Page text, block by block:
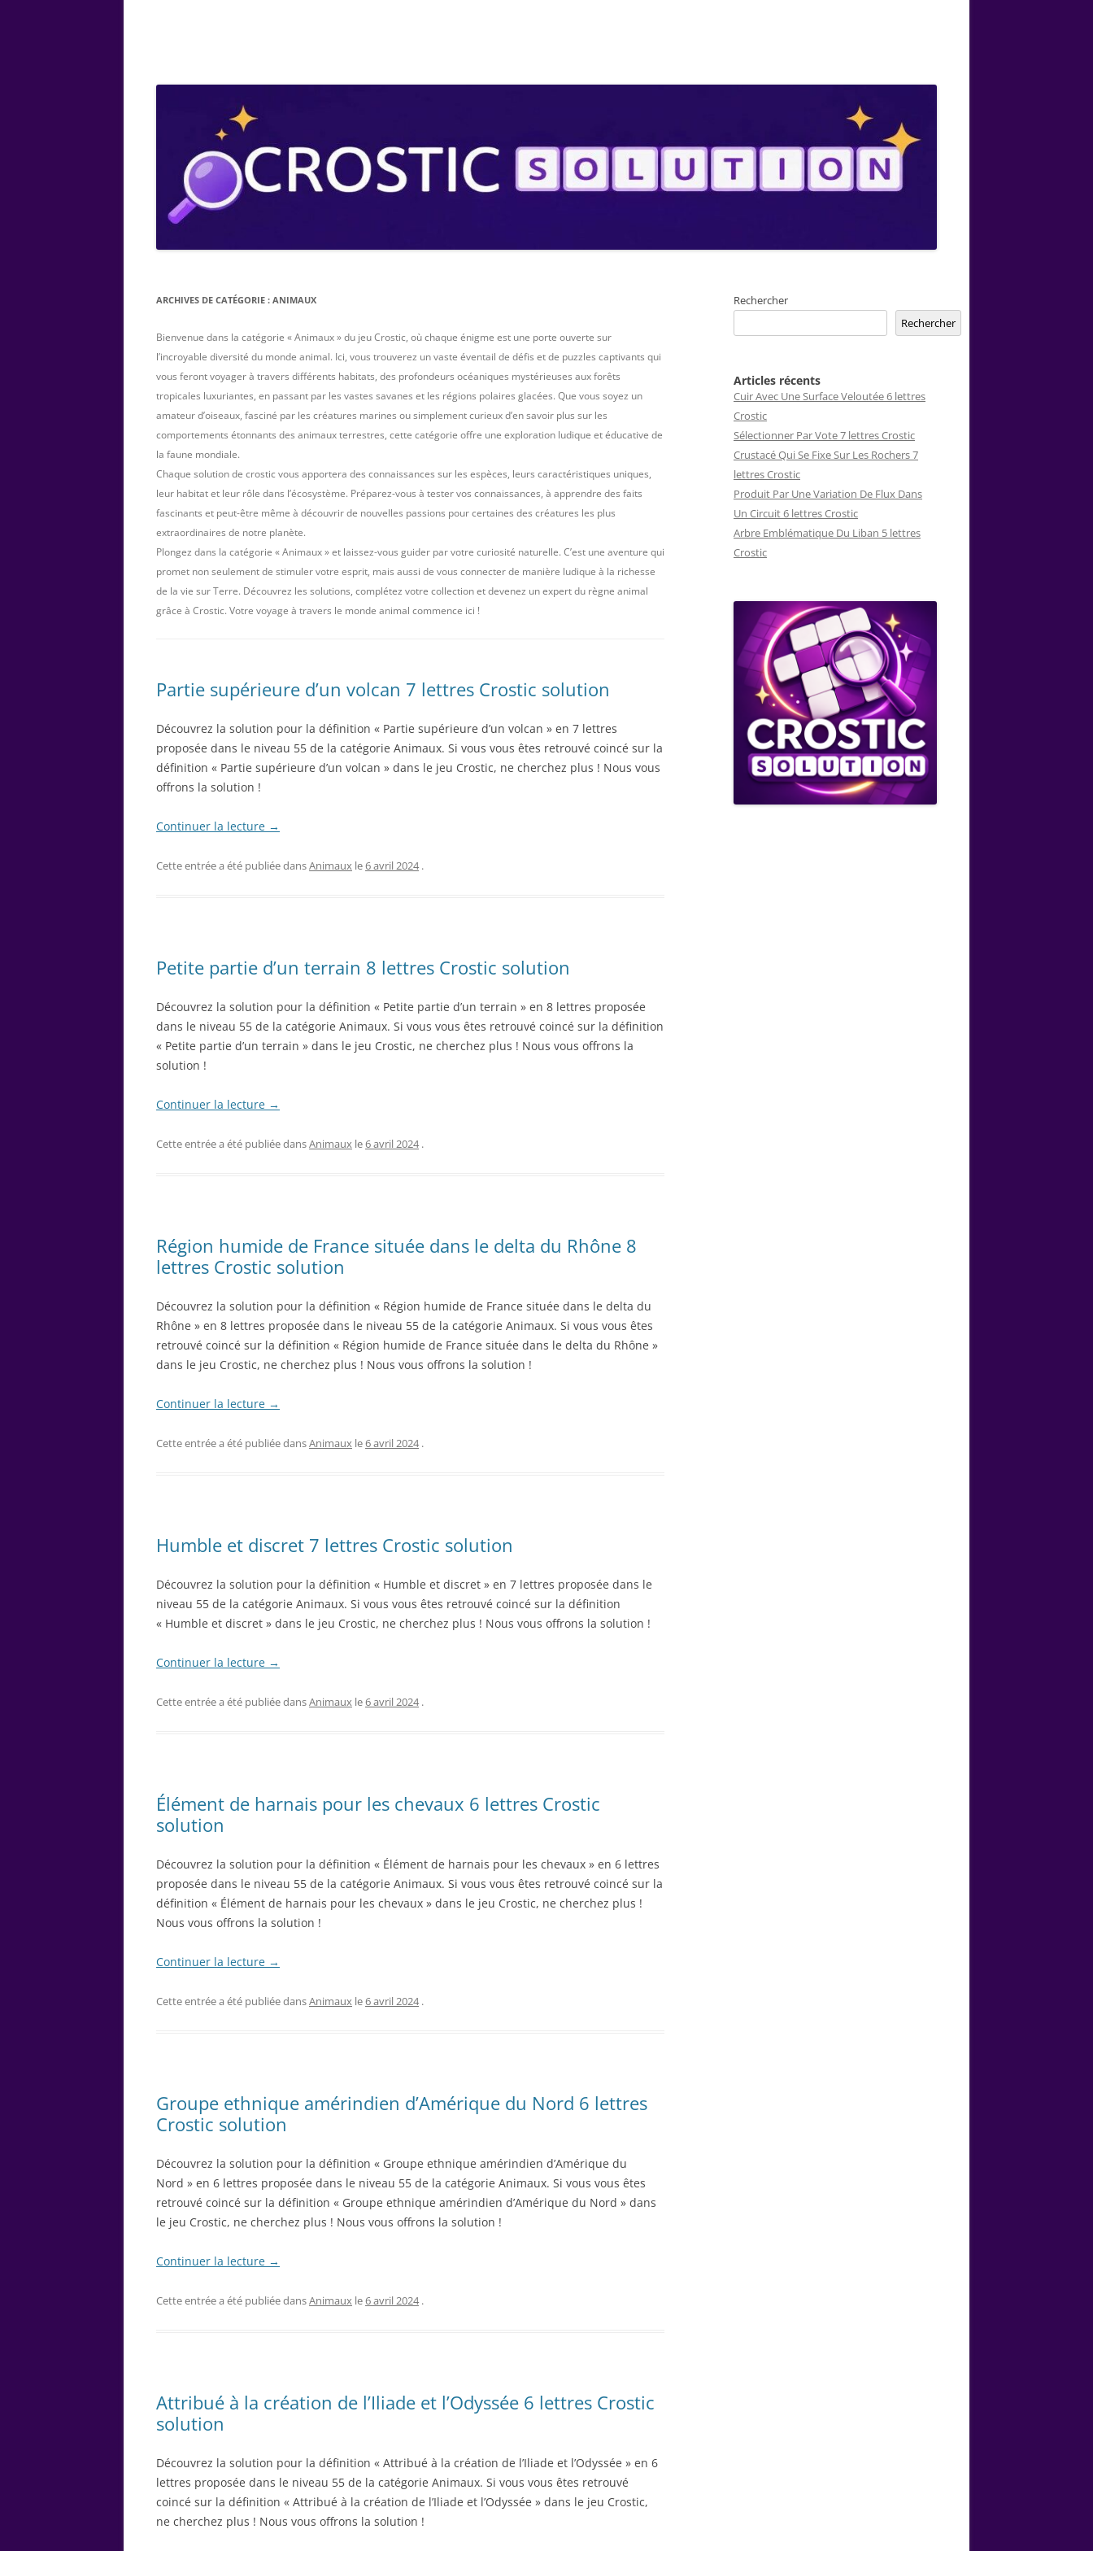
ARCHIVES DE CATÉGORIE : ANIMAUX
Bienvenue dans la catégorie « Animaux » du jeu Crostic, où chaque énigme est une porte ouverte sur
l’incroyable diversité du monde animal. Ici, vous trouverez un vaste éventail de défis et de puzzles captivants qui
vous feront voyager à travers différents habitats, des profondeurs océaniques mystérieuses aux forêts
tropicales luxuriantes, en passant par les vastes savanes et les régions polaires glacées. Que vous soyez un
amateur d’oiseaux, fasciné par les créatures marines ou simplement curieux d’en savoir plus sur les
comportements étonnants des animaux terrestres, cette catégorie offre une exploration ludique et éducative de
la faune mondiale.
Chaque solution de crostic vous apportera des connaissances sur les espèces, leurs caractéristiques uniques,
leur habitat et leur rôle dans l’écosystème. Préparez-vous à tester vos connaissances, à apprendre des faits
fascinants et peut-être même à découvrir de nouvelles passions pour certaines des créatures les plus
extraordinaires de notre planète.
Plongez dans la catégorie « Animaux » et laissez-vous guider par votre curiosité naturelle. C’est une aventure qui
promet non seulement de stimuler votre esprit, mais aussi de vous connecter de manière ludique à la richesse
de la vie sur Terre. Découvrez les solutions, complétez votre collection et devenez un expert du règne animal
grâce à Crostic. Votre voyage à travers le monde animal commence ici !
Partie supérieure d’un volcan 7 lettres Crostic solution
Découvrez la solution pour la définition « Partie supérieure d’un volcan » en 7 lettres
proposée dans le niveau 55 de la catégorie Animaux. Si vous vous êtes retrouvé coincé sur la
définition « Partie supérieure d’un volcan » dans le jeu Crostic, ne cherchez plus ! Nous vous
offrons la solution !
Continuer la lecture →
Cette entrée a été publiée dansAnimaux le6 avril 2024 .
Petite partie d’un terrain 8 lettres Crostic solution
Découvrez la solution pour la définition « Petite partie d’un terrain » en 8 lettres proposée
dans le niveau 55 de la catégorie Animaux. Si vous vous êtes retrouvé coincé sur la définition
« Petite partie d’un terrain » dans le jeu Crostic, ne cherchez plus ! Nous vous offrons la
solution !
Continuer la lecture →
Cette entrée a été publiée dansAnimaux le6 avril 2024 .
Région humide de France située dans le delta du Rhône 8
lettres Crostic solution
Découvrez la solution pour la définition « Région humide de France située dans le delta du
Rhône » en 8 lettres proposée dans le niveau 55 de la catégorie Animaux. Si vous vous êtes
retrouvé coincé sur la définition « Région humide de France située dans le delta du Rhône »
dans le jeu Crostic, ne cherchez plus ! Nous vous offrons la solution !
Continuer la lecture →
Cette entrée a été publiée dansAnimaux le6 avril 2024 .
Humble et discret 7 lettres Crostic solution
Découvrez la solution pour la définition « Humble et discret » en 7 lettres proposée dans le
niveau 55 de la catégorie Animaux. Si vous vous êtes retrouvé coincé sur la définition
« Humble et discret » dans le jeu Crostic, ne cherchez plus ! Nous vous offrons la solution !
Continuer la lecture →
Cette entrée a été publiée dansAnimaux le6 avril 2024 .
Élément de harnais pour les chevaux 6 lettres Crostic
solution
Découvrez la solution pour la définition « Élément de harnais pour les chevaux » en 6 lettres
proposée dans le niveau 55 de la catégorie Animaux. Si vous vous êtes retrouvé coincé sur la
définition « Élément de harnais pour les chevaux » dans le jeu Crostic, ne cherchez plus !
Nous vous offrons la solution !
Continuer la lecture →
Cette entrée a été publiée dansAnimaux le6 avril 2024 .
Groupe ethnique amérindien d’Amérique du Nord 6 lettres
Crostic solution
Découvrez la solution pour la définition « Groupe ethnique amérindien d’Amérique du
Nord » en 6 lettres proposée dans le niveau 55 de la catégorie Animaux. Si vous vous êtes
retrouvé coincé sur la définition « Groupe ethnique amérindien d’Amérique du Nord » dans
le jeu Crostic, ne cherchez plus ! Nous vous offrons la solution !
Continuer la lecture →
Cette entrée a été publiée dansAnimaux le6 avril 2024 .
Attribué à la création de l’Iliade et l’Odyssée 6 lettres Crostic
solution
Découvrez la solution pour la définition « Attribué à la création de l’Iliade et l’Odyssée » en 6
lettres proposée dans le niveau 55 de la catégorie Animaux. Si vous vous êtes retrouvé
coincé sur la définition « Attribué à la création de l’Iliade et l’Odyssée » dans le jeu Crostic,
ne cherchez plus ! Nous vous offrons la solution !
Rechercher
Rechercher
Articles récents
Cuir Avec Une Surface Veloutée 6 lettres
Crostic
Sélectionner Par Vote 7 lettres Crostic
Crustacé Qui Se Fixe Sur Les Rochers 7
lettres Crostic
Produit Par Une Variation De Flux Dans
Un Circuit 6 lettres Crostic
Arbre Emblématique Du Liban 5 lettres
Crostic